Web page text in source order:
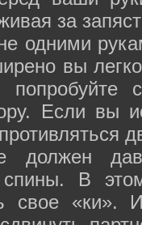
за
одними
вы
Если вы
должен
В
свое «ки».